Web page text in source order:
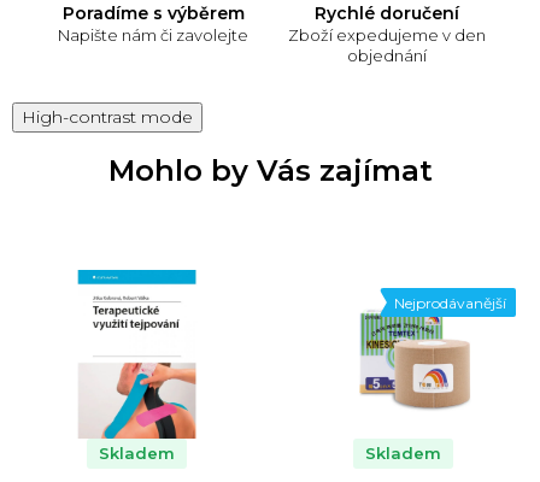
Poradíme s výběrem
Napište nám či zavolejte
Rychlé doručení
Zboží expedujeme v den
objednání
High-contrast mode
Mohlo by Vás zajímat
Skladem
Nejprodávanější
Skladem